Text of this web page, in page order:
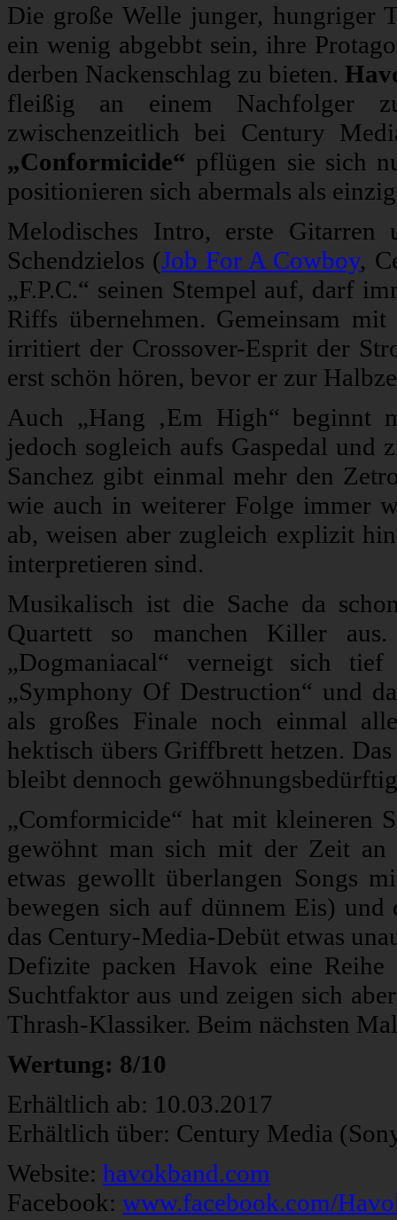
Die große Welle junger, hungriger
ein wenig abgebbt sein, ihre
derben Nackenschlag zu bieten.
fleißig an einem Nachfolger zu
zwischenzeitlich bei Century
„Conformicide“ pflügen sie sich
positionieren sich abermals als
Melodisches Intro, erste
Schendzielos (Job For A Cowboy,
„F.P.C.“ seinen Stempel auf, darf
Riffs übernehmen. Gemeinsam
irritiert der Crossover-Esprit der
erst schön hören, bevor er zur
Auch „Hang ‚Em High“ beginnt
jedoch sogleich aufs Gaspedal und
Sanchez gibt einmal mehr den
wie auch in weiterer Folge immer
ab, weisen aber zugleich explizit
interpretieren sind.
Musikalisch ist die Sache da
Quartett so manchen Killer
„Dogmaniacal“ verneigt sich
„Symphony Of Destruction“ und
als großes Finale noch einmal
hektisch übers Griffbrett hetzen.
bleibt dennoch
„Comformicide“ hat mit kleineren
gewöhnt man sich mit der Zeit an
etwas gewollt überlangen Songs
bewegen sich auf dünnem Eis)
das Century-Media-Debüt etwas
Defizite packen Havok eine
Suchtfaktor aus und zeigen sich
Thrash-Klassiker. Beim nächsten
Wertung: 8/10
Erhältlich ab: 10.03.2017
Erhältlich über: Century Media
Website: havokband.com
Facebook: www.facebook.com/